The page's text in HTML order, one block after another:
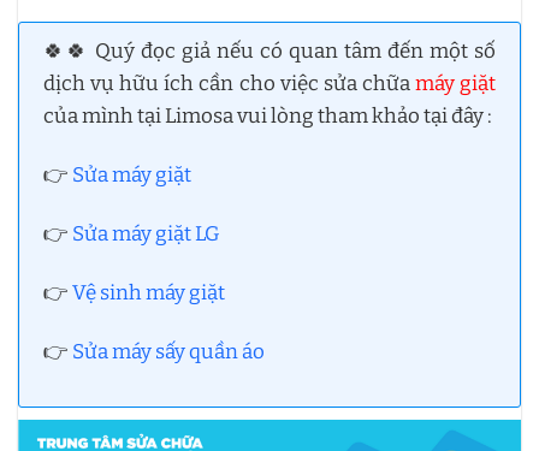
🍀🍀 Quý đọc giả nếu có quan tâm đến một số
dịch vụ hữu ích cần cho việc sửa chữamáy giặt
của mình tại Limosa vui lòng tham khảo tại đây :
👉 Sửa máy giặt
👉 Sửa máy giặt LG
👉Vệ sinh máy giặt
👉 Sửa máy sấy quần áo